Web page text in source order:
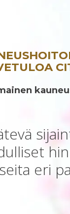
eri